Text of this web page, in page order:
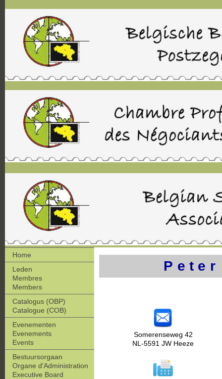
Home
Leden
Membres
Members
Catalogus (OBP)
Catalogue (COB)
Evenementen
Evenements
Events
Bestuursorgaan
Organe d'Administration
Executive Board
Somerenseweg 42
NL-5591 JW Heeze